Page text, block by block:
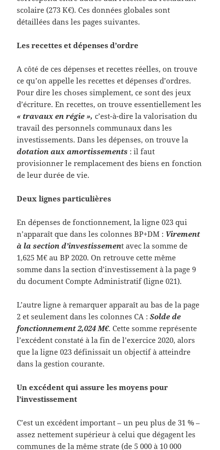
scolaire (273 K€). Ces données globales sont
détaillées dans les pages suivantes.
Les recettes et dépenses d’ordre
A côté de ces dépenses et recettes réelles, on trouve
ce qu’on appelle les recettes et dépenses d’ordres.
Pour dire les choses simplement, ce sont des jeux
d’écriture. En recettes, on trouve essentiellement les
« travaux en régie », c’est-à-dire la valorisation du
travail des personnels communaux dans les
investissements. Dans les dépenses, on trouve la
dotation aux amortissements : il faut
provisionner le remplacement des biens en fonction
de leur durée de vie.
Deux lignes particulières
En dépenses de fonctionnement, la ligne 023 qui
n’apparaît que dans les colonnes BP+DM : Virement
à la section d’investissement avec la somme de
1,625 M€ au BP 2020. On retrouve cette même
somme dans la section d’investissement à la page 9
du document Compte Administratif (ligne 021).
L’autre ligne à remarquer apparaît au bas de la page
2 et seulement dans les colonnes CA :Solde de
fonctionnement 2,024 M€. Cette somme représente
l’excédent constaté à la fin de l’exercice 2020, alors
que la ligne 023 définissait un objectif à atteindre
dans la gestion courante.
Un excédent qui assure les moyens pour
l’investissement
C’est un excédent important – un peu plus de 31 % –
assez nettement supérieur à celui que dégagent les
communes de la même strate (de 5 000 à 10 000